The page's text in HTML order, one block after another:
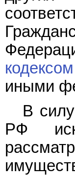
кодексом
иными
В силу
РФ